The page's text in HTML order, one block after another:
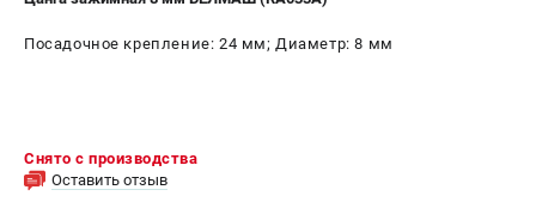
Посадочное крепление: 24 мм; Диаметр: 8 мм
Снято с производства
Оставить отзыв